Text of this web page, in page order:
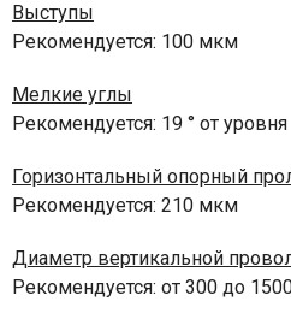
Выступы
Рекомендуется: 100 мкм
Мелкие углы
Рекомендуется: 19 ° от уровня
Горизонтальный опорный
Рекомендуется: 210 мкм
Диаметр вертикальной
Рекомендуется: от 300 до